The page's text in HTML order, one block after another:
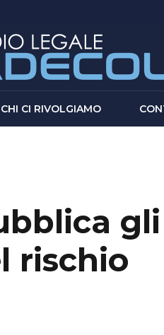
CI RIVOLGIAMO
rischio